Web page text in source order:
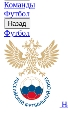
Команды
Футбол
Назад
Футбол